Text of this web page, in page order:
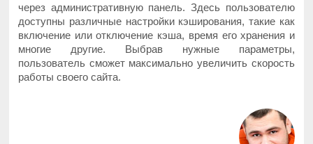
через административную панель. Здесь пользователю
доступны различные настройки кэширования, такие как
включение или отключение кэша, время его хранения и
многие другие. Выбрав нужные параметры,
пользователь сможет максимально увеличить скорость
работы своего сайта.